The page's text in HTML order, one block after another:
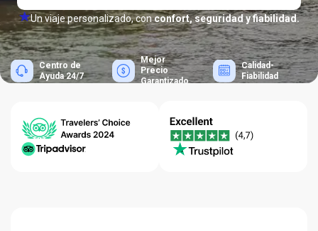
Un viaje personalizado, con confort, seguridad y fiabilidad.
Centro de
Ayuda 24/7
Mejor
Precio
Garantizado
Calidad-
Fiabilidad